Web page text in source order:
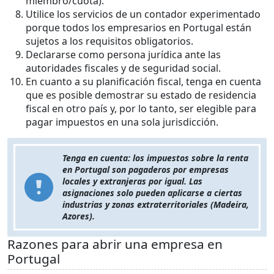
Utilice los servicios de un contador experimentado
porque todos los empresarios en Portugal están
sujetos a los requisitos obligatorios.
Declararse como persona jurídica ante las
autoridades fiscales y de seguridad social.
En cuanto a su planificación fiscal, tenga en cuenta
que es posible demostrar su estado de residencia
fiscal en otro país y, por lo tanto, ser elegible para
pagar impuestos en una sola jurisdicción.
Tenga en cuenta: los impuestos sobre la renta
en Portugal son pagaderos por empresas
locales y extranjeras por igual. Las
asignaciones solo pueden aplicarse a ciertas
industrias y zonas extraterritoriales (Madeira,
Azores).
Razones para abrir una empresa en
Portugal